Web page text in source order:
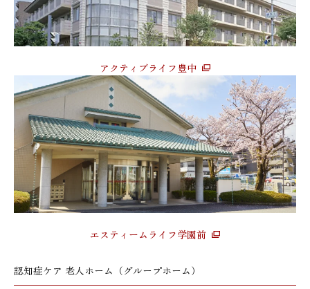
アクティブライフ豊中
エスティームライフ学園前
認知症ケア 老人ホーム（グループホーム）